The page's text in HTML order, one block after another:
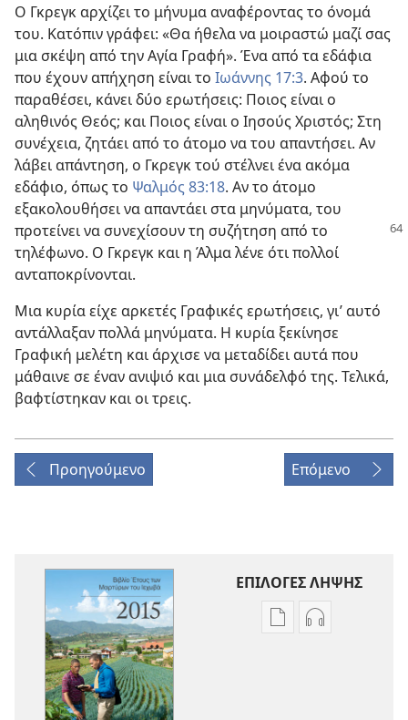
Ο Γκρεγκ αρχίζει το μήνυμα αναφέροντας το όνομά
του. Κατόπιν γράφει: «Θα ήθελα να μοιραστώ μαζί σας
μια σκέψη από την Αγία Γραφή». Ένα από τα εδάφια
που έχουν απήχηση είναι το Ιωάννης 17:3. Αφού το
παραθέσει, κάνει δύο ερωτήσεις: Ποιος είναι ο
αληθινός Θεός; και Ποιος είναι ο Ιησούς Χριστός; Στη
συνέχεια, ζητάει από το άτομο να του απαντήσει. Αν
λάβει απάντηση, ο Γκρεγκ τού στέλνει ένα ακόμα
εδάφιο, όπως το Ψαλμός 83:18. Αν το άτομο
εξακολουθήσει να απαντάει στα μηνύματα, του
προτείνει να συνεχίσουν τη συζήτηση από το
τηλέφωνο. Ο Γκρεγκ και η Άλμα λένε ότι πολλοί
ανταποκρίνονται.
Μια κυρία είχε αρκετές Γραφικές ερωτήσεις, γι’ αυτό
αντάλλαξαν πολλά μηνύματα. Η κυρία ξεκίνησε
Γραφική μελέτη και άρχισε να μεταδίδει αυτά που
μάθαινε σε έναν ανιψιό και μια συνάδελφό της. Τελικά,
βαφτίστηκαν και οι τρεις.
Προηγούμενο Επόμενο
ΕΠΙΛΟΓΕΣ ΛΗΨΗΣ
ΕπιλογέςΕπιλογές